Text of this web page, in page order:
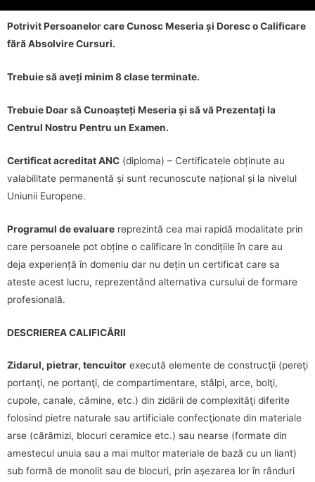
Potrivit Persoanelor care Cunosc Meseria și Doresc o Calificare
fără Absolvire Cursuri.
Trebuie să aveți minim 8 clase terminate.
Trebuie Doar să Cunoașteți Meseria și să vă Prezentați la
Centrul Nostru Pentru un Examen.
Certificat acreditat ANC (diploma) – Certificatele obținute au
valabilitate permanentă și sunt recunoscute național și la nivelul
Uniunii Europene.
Programul de evaluare reprezintă cea mai rapidă modalitate prin
care persoanele pot obține o calificare în condițiile în care au
deja experiență în domeniu dar nu dețin un certificat care sa
ateste acest lucru, reprezentând alternativa cursului de formare
profesională.
DESCRIEREA CALIFICĂRII
Zidarul, pietrar, tencuitor execută elemente de construcţii (pereţi
portanţi, ne portanţi, de compartimentare, stâlpi, arce, bolţi,
cupole, canale, cămine, etc.) din zidării de complexităţi diferite
folosind pietre naturale sau artificiale confecţionate din materiale
arse (cărămizi, blocuri ceramice etc.) sau nearse (formate din
amestecul unuia sau a mai multor materiale de bază cu un liant)
sub formă de monolit sau de blocuri, prin aşezarea lor în rânduri